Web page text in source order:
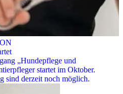
„Hundepflege und
startet im Oktober.
sind derzeit noch möglich.